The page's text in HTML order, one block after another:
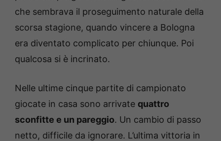
che sembrava il proseguimento naturale della
scorsa stagione, quando vincere a Bologna
era diventato complicato per chiunque. Poi
qualcosa si è incrinato.
Nelle ultime cinque partite di campionato
giocate in casa sono arrivate quattro
sconfitte e un pareggio. Un cambio di passo
netto, difficile da ignorare. L’ultima vittoria in